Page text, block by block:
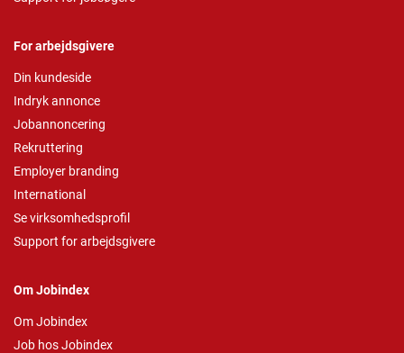
For arbejdsgivere
Din kundeside
Indryk annonce
Jobannoncering
Rekruttering
Employer branding
International
Se virksomhedsprofil
Support for arbejdsgivere
Om Jobindex
Om Jobindex
Job hos Jobindex